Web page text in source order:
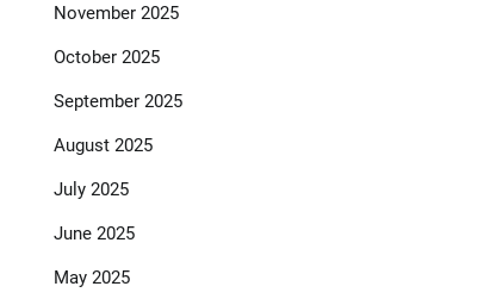
November 2025
October 2025
September 2025
August 2025
July 2025
June 2025
May 2025